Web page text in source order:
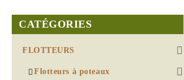
CATÉGORIES
FLOTTEURS
Flotteurs à poteaux